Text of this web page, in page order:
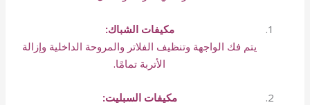
مكيفات الشباك:
يتم فك الواجهة وتنظيف الفلاتر والمروحة الداخلية وإزالة
الأتربة تمامًا.
مكيفات السبليت: